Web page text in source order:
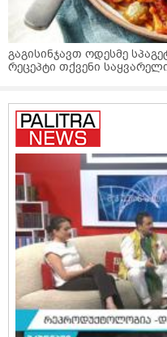
გაგისინჯავთ ოდესმე
რეცეპტი თქვენი